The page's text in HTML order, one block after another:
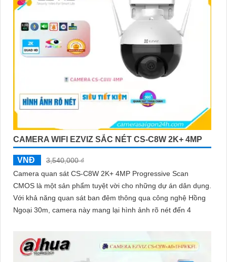
CAMERA WIFI EZVIZ SẮC NÉT CS-C8W 2K+ 4MP
VNĐ
3,540,000 ₫
Camera quan sát CS-C8W 2K+ 4MP Progressive Scan
CMOS là một sản phẩm tuyệt vời cho những dự án dân dụng.
Với khả năng quan sát ban đêm thông qua công nghệ Hồng
Ngoại 30m, camera này mang lại hình ảnh rõ nét đến 4